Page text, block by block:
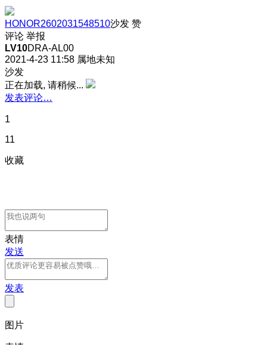
HONOR2602031548510沙发 赞
评论 举报
LV10DRA-AL00
2021-4-23 11:58 属地未知
沙发
正在加载, 请稍候...
发表评论…
1
11
收藏
表情
发送
发表
图片